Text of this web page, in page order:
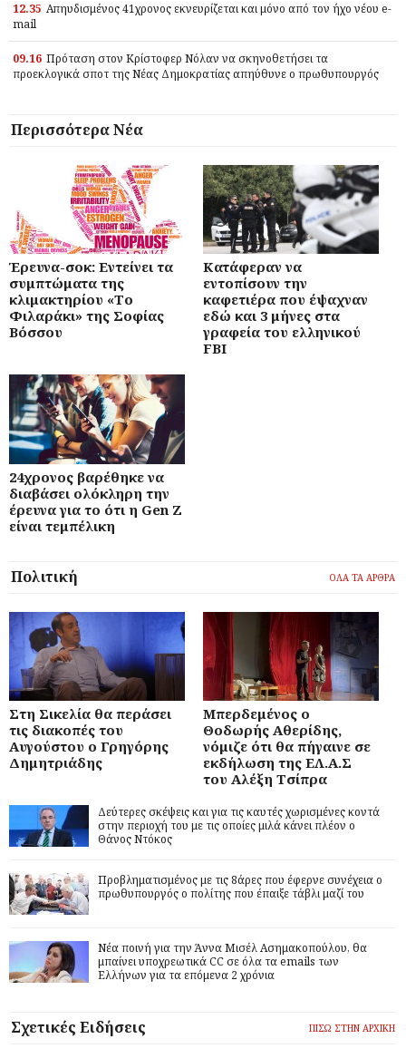
12.35 Απηυδισμένος 41χρονος εκνευρίζεται και μόνο από τον ήχο νέου e-
mail
09.16 Πρόταση στον Κρίστοφερ Νόλαν να σκηνοθετήσει τα
προεκλογικά σποτ της Νέας Δημοκρατίας απηύθυνε ο πρωθυπουργός
Περισσότερα Νέα
Έρευνα-σοκ: Εντείνει τα
συμπτώματα της
κλιμακτηρίου «Το
Φιλαράκι» της Σοφίας
Βόσσου
Κατάφεραν να
εντοπίσουν την
καφετιέρα που έψαχναν
εδώ και 3 μήνες στα
γραφεία του ελληνικού
FBI
24χρονος βαρέθηκε να
διαβάσει ολόκληρη την
έρευνα για το ότι η Gen Z
είναι τεμπέλικη
Πολιτική ΟΛΑ ΤΑ ΑΡΘΡΑ
Στη Σικελία θα περάσει
τις διακοπές του
Αυγούστου ο Γρηγόρης
Δημητριάδης
Μπερδεμένος ο
Θοδωρής Αθερίδης,
νόμιζε ότι θα πήγαινε σε
εκδήλωση της ΕΛ.Α.Σ
του Αλέξη Τσίπρα
Δεύτερες σκέψεις και για τις καυτές χωρισμένες κοντά
στην περιοχή του με τις οποίες μιλά κάνει πλέον ο
Θάνος Ντόκος
Προβληματισμένος με τις 8άρες που έφερνε συνέχεια ο
πρωθυπουργός ο πολίτης που έπαιξε τάβλι μαζί του
Νέα ποινή για την Άννα Μισέλ Ασημακοπούλου, θα
μπαίνει υποχρεωτικά CC σε όλα τα emails των
Ελλήνων για τα επόμενα 2 χρόνια
Σχετικές Ειδήσεις ΠΙΣΩ ΣΤΗΝ ΑΡΧΙΚΗ